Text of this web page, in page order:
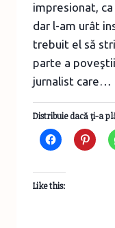
impresionat,
dar l-am urât
trebuit el să
parte a
jurnalist care…
Distribuie dacă ţi-a
Like this: